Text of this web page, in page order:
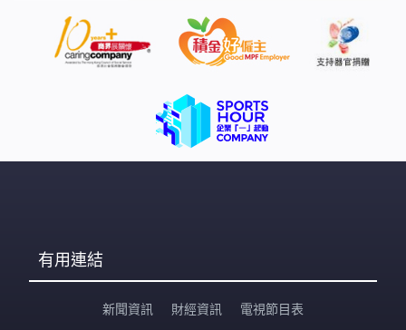
有用連結
新聞資訊 財經資訊 電視節目表